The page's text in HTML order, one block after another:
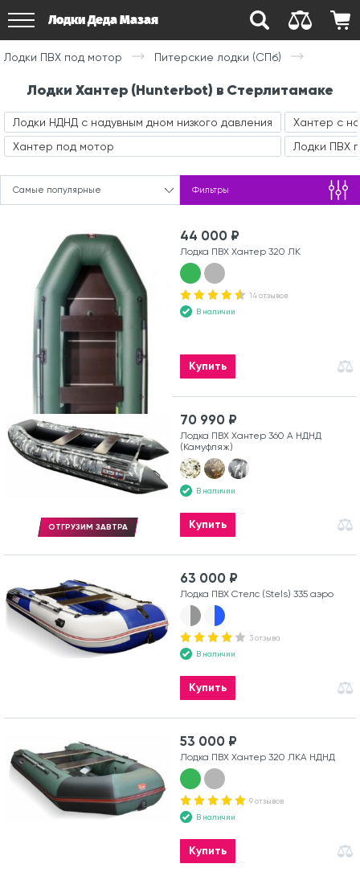
Лодки Деда Мазая
Лодки ПВХ под мотор Питерские лодки (СПб)
Лодки Хантер (Hunterbot) в Стерлитамаке
Лодки НДНД с надувным дном низкого давления
Хантер под мотор
Хантер с
Лодки ПВХ
Самые популярные Фильтры
44 000 ₽
Лодка ПВХ Хантер 320 ЛК
14 отзывов
В наличии
Купить
ОТГРУЗИМ ЗАВТРА
70 990 ₽
Лодка ПВХ Хантер 360 А НДНД
(Камуфляж)
В наличии
Купить
63 000 ₽
Лодка ПВХ Стелс (Stels) 335 аэро
3 отзыва
В наличии
Купить
53 000 ₽
Лодка ПВХ Хантер 320 ЛКА НДНД
9 отзывов
В наличии
Купить